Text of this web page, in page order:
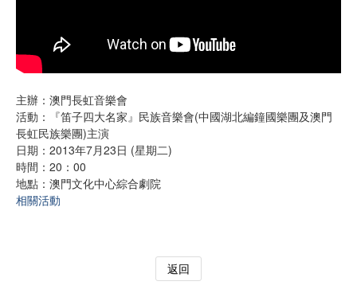
主辦：澳門長虹音樂會
活動：『笛子四大名家』民族音樂會(中國湖北編鐘國樂團及澳門
長虹民族樂團)主演
日期：2013年7月23日 (星期二)
時間：20：00
地點：澳門文化中心綜合劇院
相關活動
返回